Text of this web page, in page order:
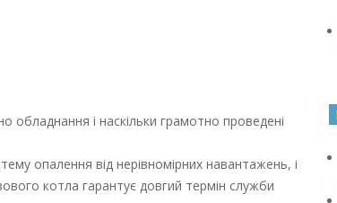
обладнання і наскільки грамотно проведені
опалення від нерівномірних навантажень, і
котла гарантує довгий термін служби